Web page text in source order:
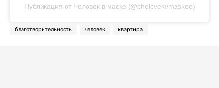
Публикация от Человек в маске (@chelovekvmaskee)
благотворительность человек квартира